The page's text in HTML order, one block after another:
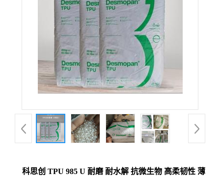
科思创 TPU 985 U 耐磨 耐水解 抗微生物 高柔韧性 薄